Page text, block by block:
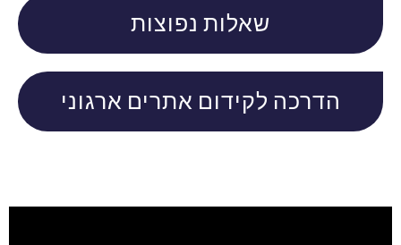
שאלות נפוצות
הדרכה לקידום אתרים ארגוני